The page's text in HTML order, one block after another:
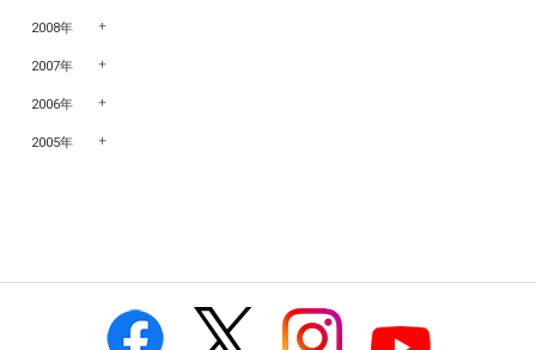
2008年
2007年
2006年
2005年